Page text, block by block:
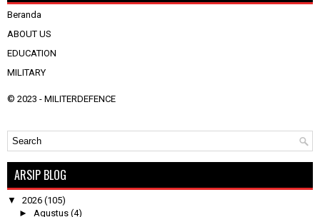
Beranda
ABOUT US
EDUCATION
MILITARY
© 2023 - MILITERDEFENCE
ARSIP BLOG
▼ 2026 (105)
► Agustus (4)